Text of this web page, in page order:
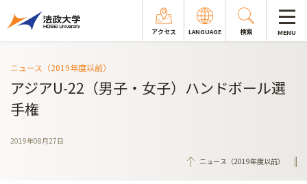
アクセス LANGUAGE 検索 MENU
ニュース（2019年度以前）
アジアU-22（男子・女子）ハンドボール選
手権
2019年08月27日
ニュース（2019年度以前）